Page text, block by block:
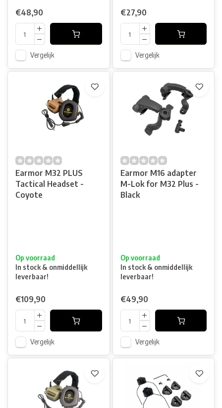
€48,90
Vergelijk
€27,90
Vergelijk
Earmor M32 PLUS
Tactical Headset -
Coyote
Op voorraad
In stock & onmiddellijk
leverbaar!
€109,90
Vergelijk
Earmor M16 adapter
M-Lok for M32 Plus -
Black
Op voorraad
In stock & onmiddellijk
leverbaar!
€49,90
Vergelijk